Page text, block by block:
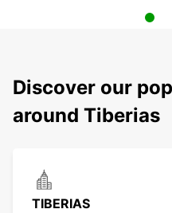
Discover our
around Tiberias
TIBERIAS